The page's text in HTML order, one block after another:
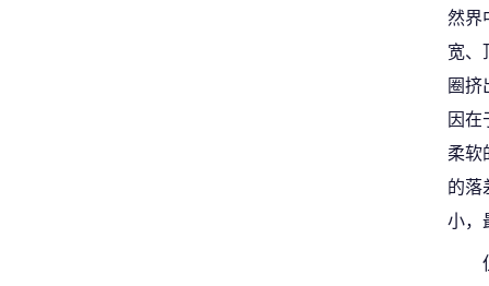
然界
宽、
圈挤
因在
柔软
的落
小，